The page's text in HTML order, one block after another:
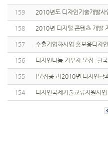
159 2010년도 디자인기술개발사
158 2010년 디지털 콘텐츠 개발
157 수출기업화사업 홍보용디자
156 디자인나눔 기부자 모집 -한
155 [모집공고]2010년 디자인학
154 디자인국제기술교류지원사